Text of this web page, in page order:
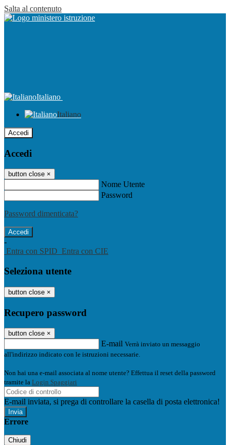
Salta al contenuto
Italiano
Italiano
Accedi
Accedi
button close ×
Nome Utente
Password
Password dimenticata?
-
Entra con SPID Entra con CIE
Seleziona utente
button close ×
Recupero password
button close ×
E-mail Verrà inviato un messaggio
all'indirizzo indicato con le istruzioni necessarie.
Non hai una e-mail associata al nome utente? Effettua il reset della password
tramite la Login Spaggiari
E-mail inviata, si prega di controllare la casella di posta elettronica!
Errore
Chiudi